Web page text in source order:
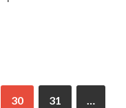
30 31 …